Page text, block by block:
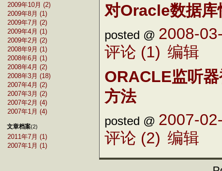
2009年10月 (2)
2009年8月 (1)
2009年7月 (2)
2009年4月 (1)
2009年2月 (2)
2008年9月 (1)
2008年6月 (1)
2008年4月 (2)
2008年3月 (18)
2007年4月 (2)
2007年3月 (2)
2007年2月 (4)
2007年1月 (4)
文章档案(2)
2011年7月 (1)
2007年1月 (1)
对Oracle数据库
posted @ 2008-
评论 (1) 编辑
ORACLE监听
方法
posted @ 2007-
评论 (2) 编辑